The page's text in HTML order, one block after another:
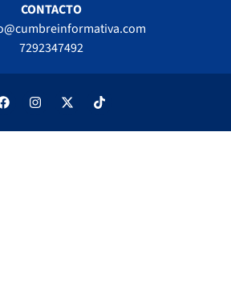
CONTACTO
7292347492